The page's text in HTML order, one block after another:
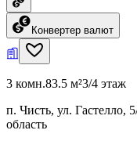
Конвертер валют
3 комн.83.5 м²3/4 этаж
п. Чисть, ул. Гастелло,
область